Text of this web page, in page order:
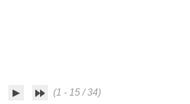
(1 - 15 / 34)